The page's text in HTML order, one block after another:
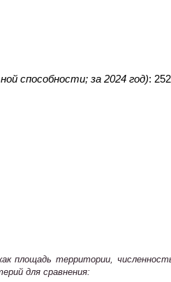
способности; за 2024 год):
площадь территории,
для сравнения: